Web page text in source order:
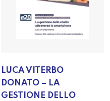
LUCA VITERBO
DONATO – LA
GESTIONE DELLO